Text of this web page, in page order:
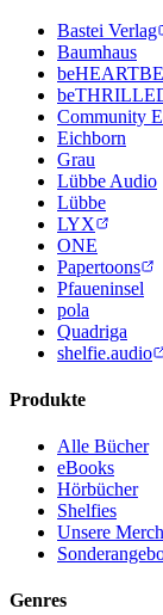
Bastei Verlag
Baumhaus
Community
Eichborn
Grau
Lübbe Audio
Lübbe
LYX
ONE
Papertoons
Pfaueninsel
pola
Quadriga
shelfie.audio
Produkte
Alle Bücher
eBooks
Hörbücher
Shelfies
Unsere
Genres